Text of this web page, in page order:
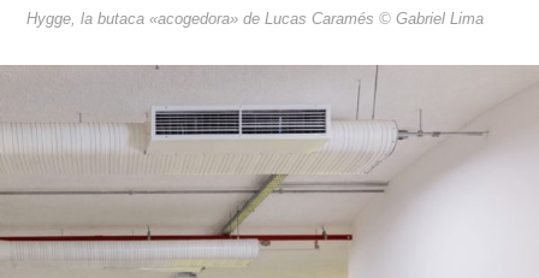
Hygge, la butaca «acogedora» de Lucas Caramés © Gabriel Lima